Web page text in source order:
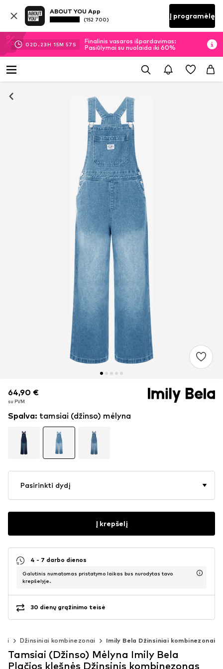
ABOUT YOU App
(152 700) Į programėlę
02D. 23H 15M 57 S
Finalinis vasaros išpardavimas:
Pasiūlymai su nuolaida iki 60%
64,90 €
su PVM
64,90 €
su PVM
Spalva: tamsiai (džinso) mėlyna
Pasirinkti dydį
Į krepšelį
4 - 7 darbo dienos
Galutinis numatomas pristatymo laikas bus nurodytas tavo
krepšelyje.
30 dienų grąžinimo teisė
Džinsiniai kombinezonai Imily Bela Džinsiniai kombinezonai
Tamsiai (Džinso) Mėlyna Imily Bela
Plačios klešnės Džinsinis kombinezonas